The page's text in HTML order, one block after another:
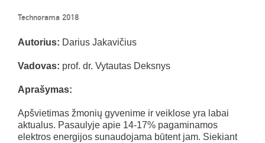
Technorama 2018
Autorius: Darius Jakavičius
Vadovas: prof. dr. Vytautas Deksnys
Aprašymas:
Apšvietimas žmonių gyvenime ir veiklose yra labai
aktualus. Pasaulyje apie 14-17% pagaminamos
elektros energijos sunaudojama būtent jam. Siekiant